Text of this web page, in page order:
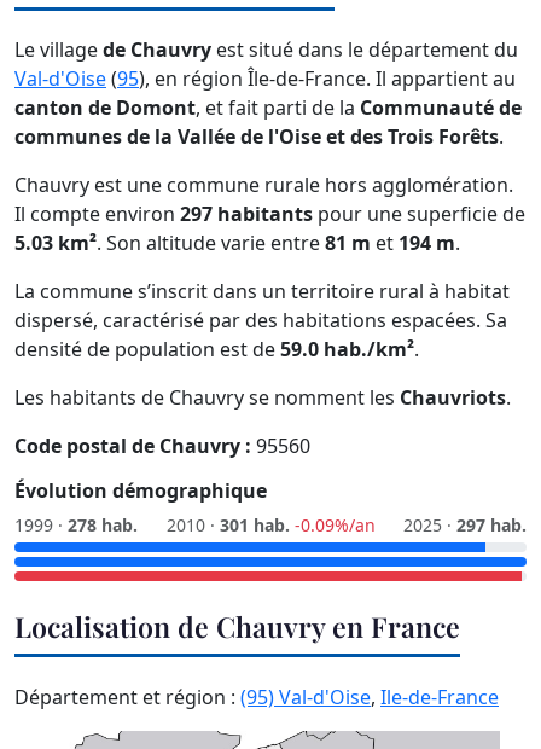
Le villagede Chauvry est situé dans le département du
Val-d'Oise(95), en région Île-de-France. Il appartient au
canton de Domont, et fait parti de la Communauté de
communes de la Vallée de l'Oise et des Trois Forêts.
Chauvry est une commune rurale hors agglomération.
Il compte environ 297 habitants pour une superficie de
5.03 km². Son altitude varie entre81 m et 194 m.
La commune s’inscrit dans un territoire rural à habitat
dispersé, caractérisé par des habitations espacées. Sa
densité de population est de59.0 hab./km².
Les habitants de Chauvry se nomment les Chauvriots.
Code postal de Chauvry : 95560
Évolution démographique
1999 · 278 hab. 2010 · 301 hab. -0.09%/an 2025 · 297 hab.
Localisation de Chauvry en France
Département et région : (95) Val-d'Oise, Ile-de-France